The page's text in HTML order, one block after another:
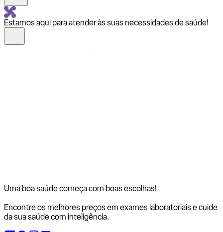
Estamos aqui para atender às suas necessidades de saúde!
Uma boa saúde começa com boas escolhas!
Encontre os melhores preços em exames laboratoriais e cuide
da sua saúde com inteligência.